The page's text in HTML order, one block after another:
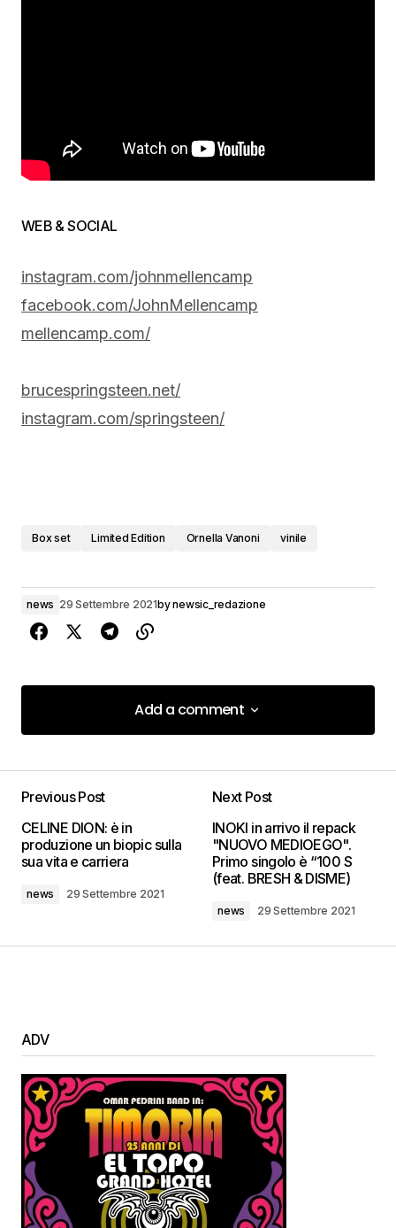
WEB & SOCIAL
instagram.com/johnmellencamp
facebook.com/JohnMellencamp
mellencamp.com/
brucespringsteen.net/
instagram.com/springsteen/
Box set Limited Edition Ornella Vanoni vinile
news 29 Settembre 2021bynewsic_redazione
Add a comment
Add a comment
campi obbligatori sono contrassegnati*
Submit Comment
Previous Post
CELINE DION: è in
produzione un biopic sulla
sua vita e carriera
news 29 Settembre 2021
Next Post
INOKI in arrivo il repack
"NUOVO MEDIOEGO".
Primo singolo è “100 S
(feat. BRESH & DISME)
news 29 Settembre 2021
ADV